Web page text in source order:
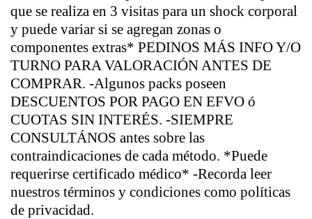
que se realiza en 3 visitas para un shock corporal
y puede variar si se agregan zonas o
componentes extras* PEDINOS MÁS INFO Y/O
TURNO PARA VALORACIÓN ANTES DE
COMPRAR. -Algunos packs poseen
DESCUENTOS POR PAGO EN EFVO ó
CUOTAS SIN INTERÉS. -SIEMPRE
CONSULTÁNOS antes sobre las
contraindicaciones de cada método. *Puede
requerirse certificado médico* -Recorda leer
nuestros términos y condiciones como políticas
de privacidad.